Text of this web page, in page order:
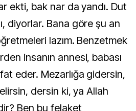
ekti, bak nar da yandı. Dut
diyorlar. Bana göre şu an
lazım. Benzetmek
insanın annesi, babası
eder. Mezarlığa gidersin,
dersin ki, ya Allah
Ben bu felaket